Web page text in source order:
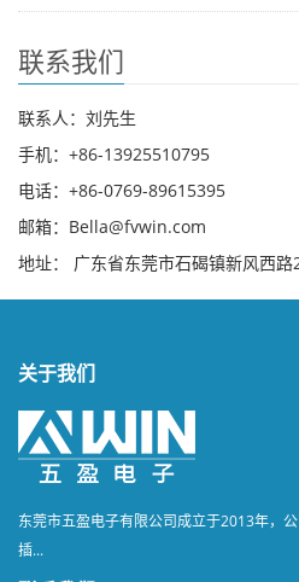
联系我们
联系人：刘先生
手机：+86-13925510795
电话：+86-0769-89615395
邮箱：Bella@fvwin.com
地址： 广东省东莞市石碣镇新风西路
关于我们
东莞市五盈电子有限公司成立于2013年，
插...